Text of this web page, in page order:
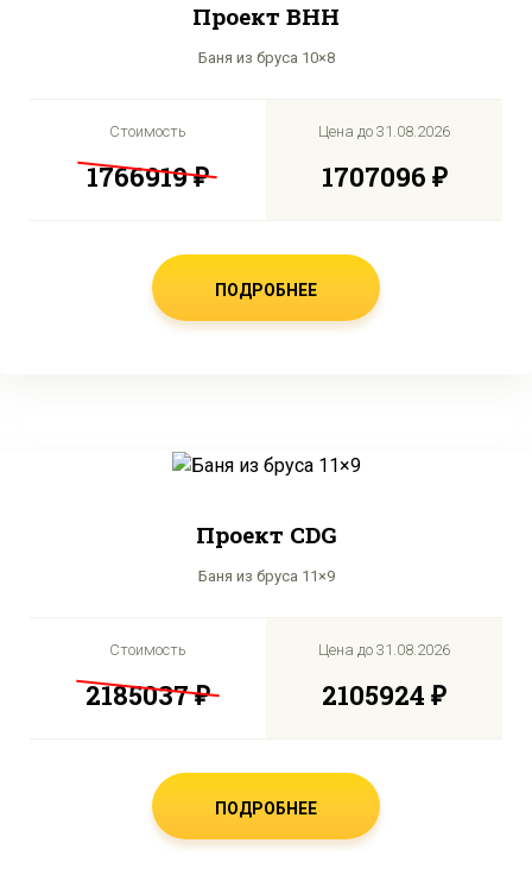
Проект BHH
Баня из бруса 10×8
Стоимость
1766919 ₽
Цена до 31.08.2026
1707096 ₽
ПОДРОБНЕЕ
Проект CDG
Баня из бруса 11×9
Стоимость
2185037 ₽
Цена до 31.08.2026
2105924 ₽
ПОДРОБНЕЕ